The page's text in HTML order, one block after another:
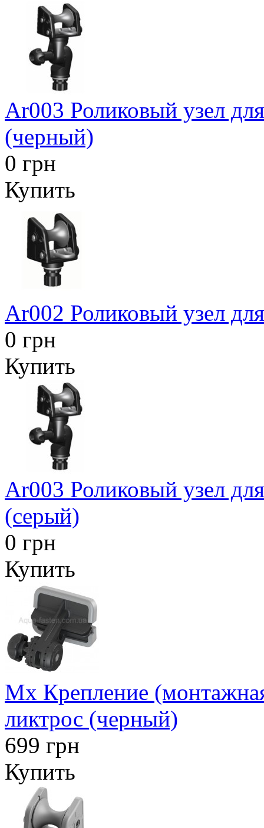
Ar003 Роликовый узел
(черный)
0 грн
Купить
Ar002 Роликовый узел
0 грн
Купить
Ar003 Роликовый узел
(серый)
0 грн
Купить
Mx Крепление
ликтрос (черный)
699 грн
Купить